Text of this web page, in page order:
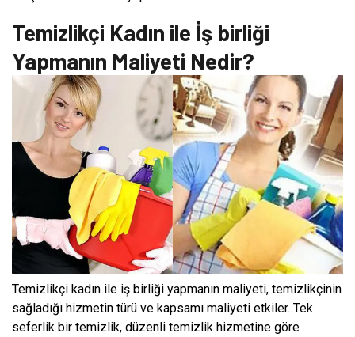
Temizlikçi Kadın ile İş birliği
Yapmanın Maliyeti Nedir?
Temizlikçi kadın ile iş birliği yapmanın maliyeti, temizlikçinin
sağladığı hizmetin türü ve kapsamı maliyeti etkiler. Tek
seferlik bir temizlik, düzenli temizlik hizmetine göre